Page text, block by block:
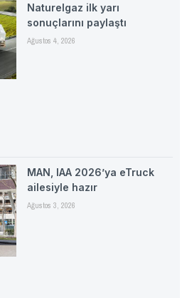
Naturelgaz ilk yarı
sonuçlarını paylaştı
Ağustos 4, 2026
MAN, IAA 2026’ya eTruck
ailesiyle hazır
Ağustos 3, 2026